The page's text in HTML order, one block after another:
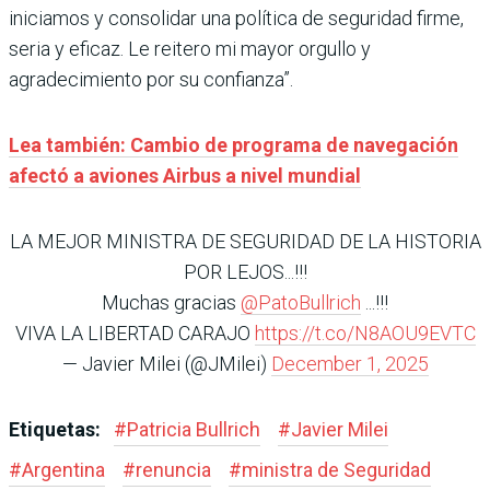
iniciamos y consolidar una política de seguridad firme,
seria y eficaz. Le reitero mi mayor orgullo y
agradecimiento por su confianza”.
Lea también: Cambio de programa de navegación
afectó a aviones Airbus a nivel mundial
LA MEJOR MINISTRA DE SEGURIDAD DE LA HISTORIA
POR LEJOS...!!!
Muchas gracias @PatoBullrich ...!!!
VIVA LA LIBERTAD CARAJO https://t.co/N8AOU9EVTC
— Javier Milei (@JMilei) December 1, 2025
Etiquetas: #Patricia Bullrich #Javier Milei
#Argentina #renuncia #ministra de Seguridad